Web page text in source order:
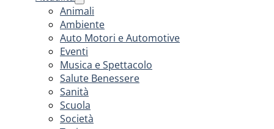
Animali
Ambiente
Auto Motori e Automotive
Eventi
Musica e Spettacolo
Salute Benessere
Sanità
Scuola
Società